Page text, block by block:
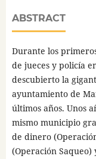
ABSTRACT
Durante los
de jueces y policía
descubierto la
ayuntamiento de
últimos años. Unos
mismo municipio
de dinero
(Operación